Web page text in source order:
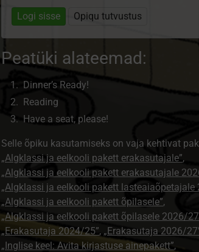
Logi sisse Opiqu tutvustus
Peatüki alateemad:
Dinner’s Ready!
Reading
Have a seat, please!
Selle õpiku kasutamiseks on vaja kehtivat
„Algklassi ja eelkooli pakett erakasutajale”,
„Algklassi ja eelkooli pakett erakasutajale
„Algklassi ja eelkooli pakett lasteaiaõpetajale
„Algklassi ja eelkooli pakett õpilasele”,
„Algklassi ja eelkooli pakett õpilasele 2026/
„Erakasutaja 2024/25”, „Erakasutaja 2026/
„Inglise keel: Avita kirjastuse ainepakett”,